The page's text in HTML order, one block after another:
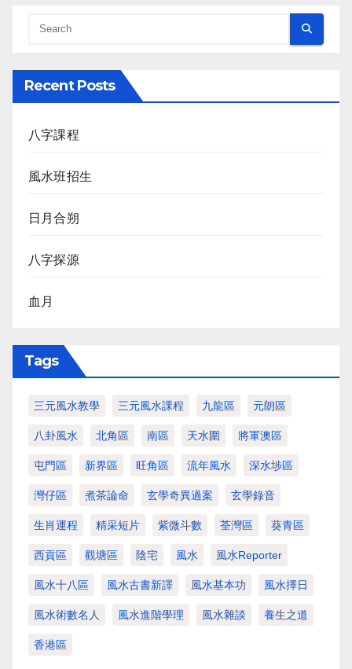
Recent Posts
八字課程
風水班招生
日月合朔
八字探源
血月
Tags
三元風水教學 三元風水課程 九龍區 元朗區
八卦風水 北角區 南區 天水圍 將軍澳區
屯門區 新界區 旺角區 流年風水 深水埗區
灣仔區 煮茶論命 玄學奇異過案 玄學錄音
生肖運程 精采短片 紫微斗數 荃灣區 葵青區
西貢區 觀塘區 陰宅 風水 風水Reporter
風水十八區 風水古書新譯 風水基本功 風水擇日
風水術數名人 風水進階學理 風水雜談 養生之道
香港區